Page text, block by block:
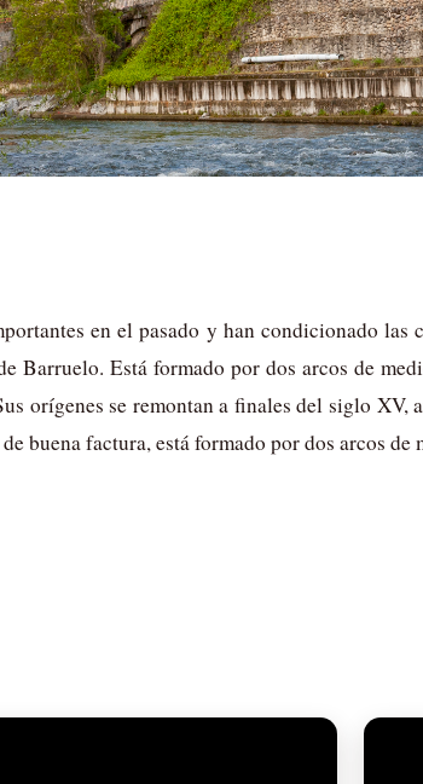
en el pasado y han condicionado
Barruelo. Está formado por dos arcos de
orígenes se remontan a finales del siglo
buena factura, está formado por dos arcos de